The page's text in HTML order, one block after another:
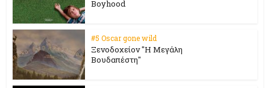
Boyhood
#5 Oscar gone wild
Ξενοδοχείον "Η Μεγάλη
Βουδαπέστη"